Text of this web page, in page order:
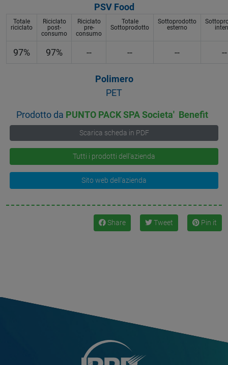
PSV Food
Totale
riciclato
Riciclato
post-
consumo
Riciclato
pre-
consumo
Totale
Sottoprodotto
Sottoprodotto
esterno
97% 97% -- -- -- --
Polimero
PET
Prodotto da PUNTO PACK SPA Societa' Benefit
Scarica scheda in PDF
Tutti i prodotti dell'azienda
Sito web dell'azienda
Share Tweet Pin it